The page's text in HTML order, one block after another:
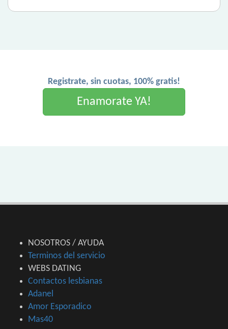
Registrate, sin cuotas, 100% gratis!
Enamorate YA!
NOSOTROS / AYUDA
Terminos del servicio
WEBS DATING
Contactos lesbianas
Adanel
Amor Esporadico
Mas40